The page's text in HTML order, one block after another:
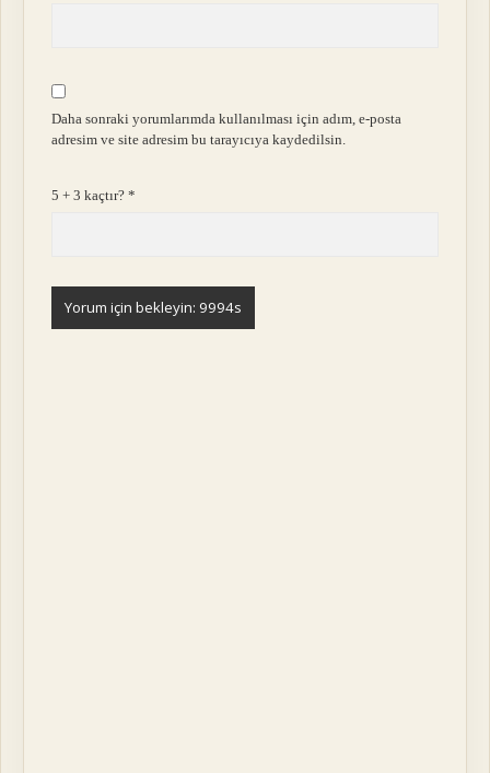
Daha sonraki yorumlarımda kullanılması için adım, e-posta
adresim ve site adresim bu tarayıcıya kaydedilsin.
5 + 3 kaçtır?*